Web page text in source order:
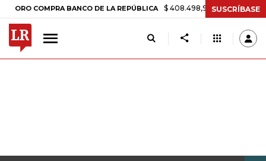
COMPRA BANCO DE LA REPÚBLICA $ 408.498,97 +$ 8.753,81 +2,19%
SUSCRÍBASE